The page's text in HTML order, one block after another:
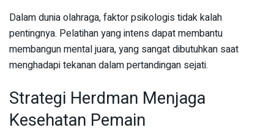
Dalam dunia olahraga, faktor psikologis tidak kalah
pentingnya. Pelatihan yang intens dapat membantu
membangun mental juara, yang sangat dibutuhkan saat
menghadapi tekanan dalam pertandingan sejati.
Strategi Herdman Menjaga
Kesehatan Pemain